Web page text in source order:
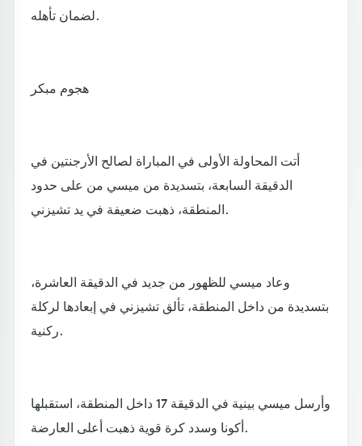
لضمان تأهله.
هجوم مبكر
أتت المحاولة الأولى في المباراة لصالح الأرجنتين في
الدقيقة السابعة، بتسديدة من ميسي من على حدود
المنطقة، ذهبت ضعيفة في يد تشيزني.
وعاد ميسي للظهور من جديد في الدقيقة العاشرة،
بتسديدة من داخل المنطقة، تألق تشيزني في إبعادها لركلة
ركنية.
وأرسل ميسي بينية في الدقيقة 17 داخل المنطقة، استقبلها
أكونا وسدد كرة قوية ذهبت أعلى العارضة.